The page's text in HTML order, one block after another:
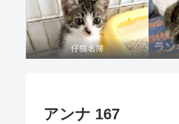
仔猫名簿
アンナ 167